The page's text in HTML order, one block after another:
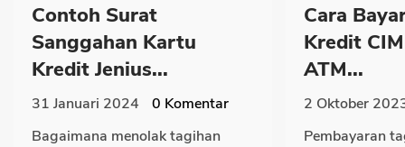
Contoh Surat
Sanggahan Kartu
Kredit Jenius...
31 Januari 2024 0 Komentar
Bagaimana menolak tagihan
Cara
Kredit
ATM...
2 Oktober
Pembayaran